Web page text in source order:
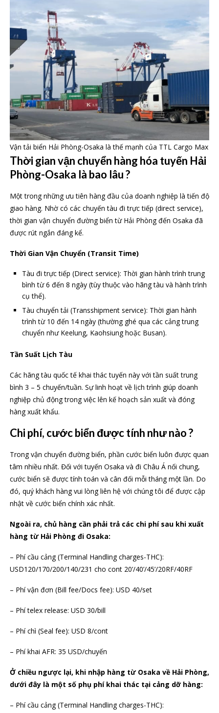
Vận tải biển Hải Phòng-Osaka là thế mạnh của TTL Cargo Max
Thời gian vận chuyển hàng hóa tuyến Hải
Phòng-Osaka là bao lâu ?
Một trong những ưu tiên hàng đầu của doanh nghiệp là tiến độ
giao hàng. Nhờ có các chuyến tàu đi trực tiếp (direct service),
thời gian vận chuyển đường biển từ Hải Phòng đến Osaka đã
được rút ngắn đáng kể.
Thời Gian Vận Chuyển (Transit Time)
Tàu đi trực tiếp (Direct service): Thời gian hành trình trung
bình từ 6 đến 8 ngày (tùy thuộc vào hãng tàu và hành trình
cụ thể).
Tàu chuyển tải (Transshipment service): Thời gian hành
trình từ 10 đến 14 ngày (thường ghé qua các cảng trung
chuyển như Keelung, Kaohsiung hoặc Busan).
Tần Suất Lịch Tàu
Các hãng tàu quốc tế khai thác tuyến này với tần suất trung
bình 3 – 5 chuyến/tuần. Sự linh hoạt về lịch trình giúp doanh
nghiệp chủ động trong việc lên kế hoạch sản xuất và đóng
hàng xuất khẩu.
Chi phí, cước biển được tính như nào ?
Trong vận chuyển đường biển, phần cước biển luôn được quan
tâm nhiều nhất. Đối với tuyến Osaka và đi Châu Á nối chung,
cước biển sẽ được tính toán và cân đối mỗi tháng một lần. Do
đó, quý khách hàng vui lòng liên hệ với chúng tôi để được cập
nhật về cước biển chính xác nhất.
Ngoài ra, chủ hàng cần phải trả các chi phí sau khi xuất
hàng từ Hải Phòng đi Osaka:
– Phí cầu cảng (Terminal Handling charges-THC):
USD120/170/200/140/231 cho cont 20’/40’/45’/20RF/40RF
– Phí vận đơn (Bill fee/Docs fee): USD 40/set
– Phí telex release: USD 30/bill
– Phí chì (Seal fee): USD 8/cont
– Phí khai AFR: 35 USD/chuyến
Ở chiều ngược lại, khi nhập hàng từ Osaka về Hải Phòng,
dưới đây là một số phụ phí khai thác tại cảng dỡ hàng:
– Phí cầu cảng (Terminal Handling charges-THC):